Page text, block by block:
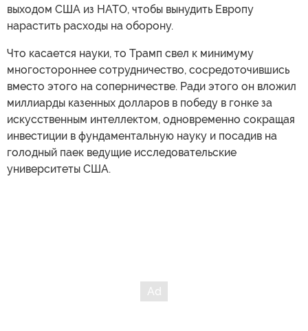
выходом США из НАТО, чтобы вынудить Европу
нарастить расходы на оборону.
Что касается науки, то Трамп свел к минимуму
многостороннее сотрудничество, сосредоточившись
вместо этого на соперничестве. Ради этого он вложил
миллиарды казенных долларов в победу в гонке за
искусственным интеллектом, одновременно сокращая
инвестиции в фундаментальную науку и посадив на
голодный паек ведущие исследовательские
университеты США.